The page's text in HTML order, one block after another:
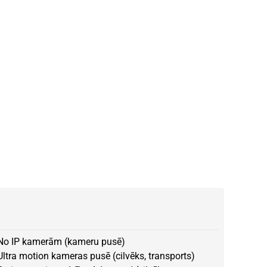
IP kamerām (kameru pusē)
motion kameras pusē (cilvēks, transports)